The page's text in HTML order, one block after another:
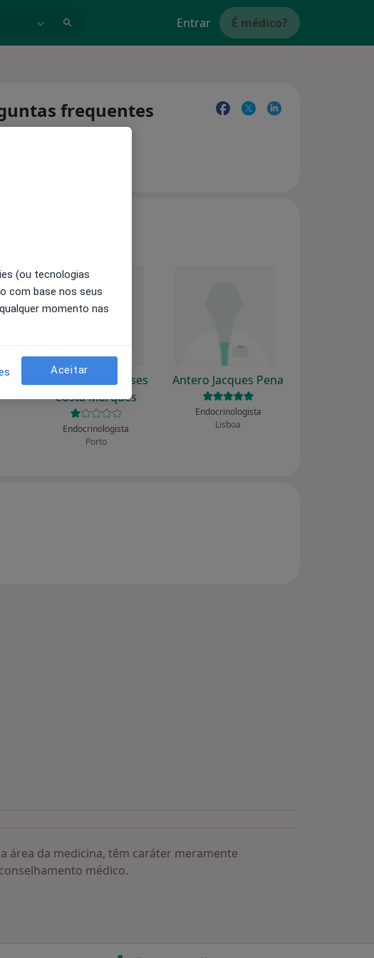
Entrar É médico?
frequentes
Ana Paula Meneses
Costa Marques
Endocrinologista
Porto
Antero Jacques Pena
Endocrinologista
Lisboa
área da medicina, têm caráter meramente
médico.
(ou tecnologias
com base nos seus
momento nas
Aceitar